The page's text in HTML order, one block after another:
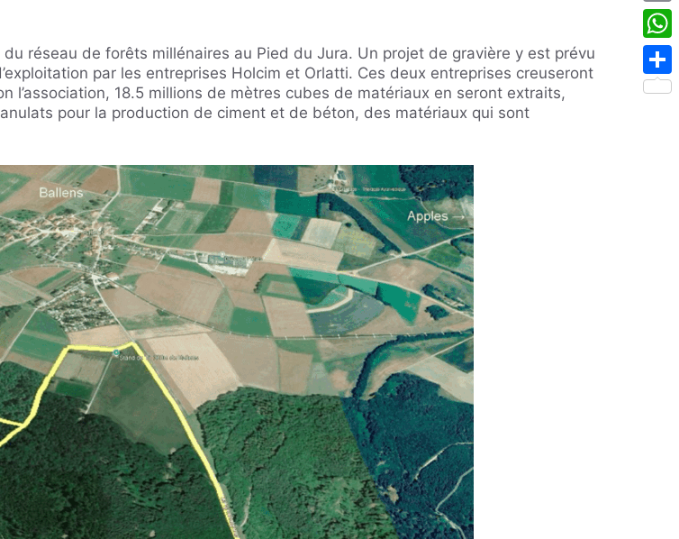
réseau de forêts millénaires au Pied du Jura. Un projet de gravière y est prévu
par les entreprises Holcim et Orlatti. Ces deux entreprises creuseront
l’association, 18.5 millions de mètres cubes de matériaux en seront extraits,
pour la production de ciment et de béton, des matériaux qui sont